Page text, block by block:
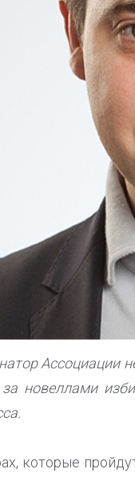
Ассоциации
новеллами
которые